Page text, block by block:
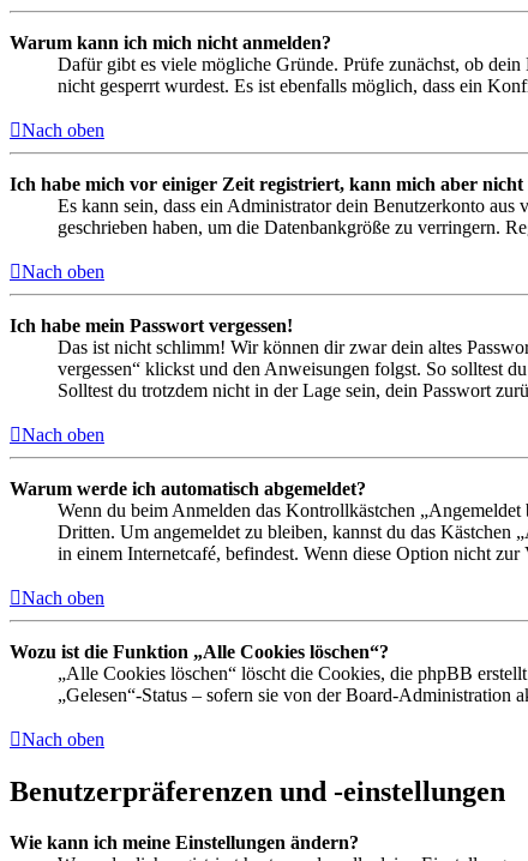
Warum kann ich mich nicht anmelden?
Dafür gibt es viele mögliche Gründe. Prüfe zunächst, ob
nicht gesperrt wurdest. Es ist ebenfalls möglich, dass ein
Nach oben
Ich habe mich vor einiger Zeit registriert, kann mich aber nicht
Es kann sein, dass ein Administrator dein Benutzerkonto
geschrieben haben, um die Datenbankgröße zu verringern.
Nach oben
Ich habe mein Passwort vergessen!
Das ist nicht schlimm! Wir können dir zwar dein altes
vergessen“ klickst und den Anweisungen folgst. So solltest
Solltest du trotzdem nicht in der Lage sein, dein Passwort
Nach oben
Warum werde ich automatisch abgemeldet?
Wenn du beim Anmelden das Kontrollkästchen
Dritten. Um angemeldet zu bleiben, kannst du das Kästchen
in einem Internetcafé, befindest. Wenn diese Option nicht
Nach oben
Wozu ist die Funktion „Alle Cookies löschen“?
„Alle Cookies löschen“ löscht die Cookies, die phpBB
„Gelesen“-Status – sofern sie von der Board-
Nach oben
Benutzerpräferenzen und -einstellungen
Wie kann ich meine Einstellungen ändern?